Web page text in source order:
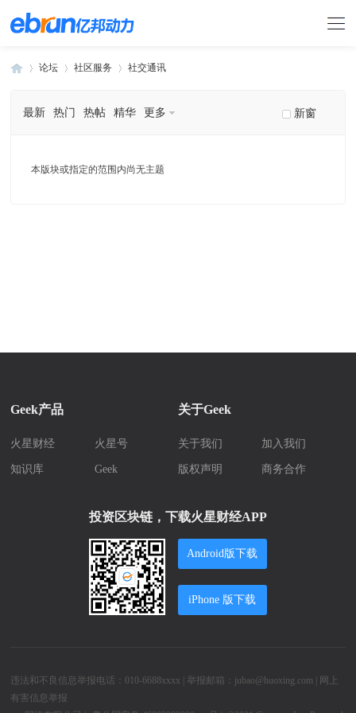
论坛 社区服务 社交通讯
新窗
最新 热门 热帖 精华 更多
本版块或指定的范围内尚无主题
Geek产品
火星财经 火星号
知识库 Geek
关于Geek
关于我们 加入我们
版权声明 商务合作
投资区块链，下载火星财经APP
Android版下载
iPhone 版下载
违法和不良信息举报电话：010-6688xxxx | 举报邮箱：jubao@huoxing.com |
网上
有害信息举报